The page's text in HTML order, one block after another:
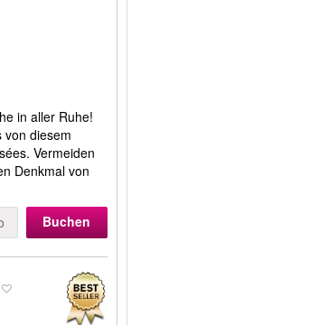
in aller Ruhe!
von diesem
Vermeiden
Denkmal von
Buchen